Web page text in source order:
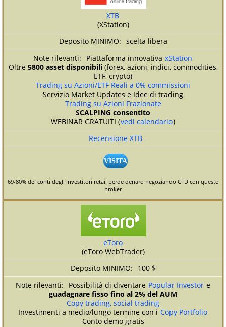
XTB
(XStation)
scelta libera
Piattaforma innovativa xStation
Oltre 5800 asset disponibili(forex, azioni, indici, commodities,
ETF, crypto)
Trading su Azioni/ETF Reali a 0% commissioni
Servizio Market Updates e Idee di trading
Trading su Azioni Frazionate
SCALPING consentito
WEBINAR GRATUITI (vedi calendario)
Recensione XTB
VISITA
69-80% dei conti degli investitori retail perde denaro negoziando CFD con questo
broker
eToro
(eToro WebTrader)
100 $
Possibilità di diventare Popular Investor e
guadagnare fisso fino al 2% del AUM
Copy trading, social trading
Investimenti a medio/lungo termine con i Copy Portfolio
Conto demo gratis